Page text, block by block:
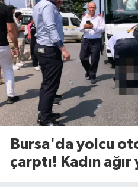
Bursa'da yolcu
çarptı! Kadın ağır